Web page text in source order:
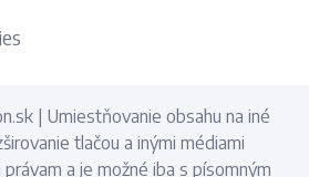
| Umiestňovanie obsahu na iné
tlačou a inými médiami
a je možné iba s písomným